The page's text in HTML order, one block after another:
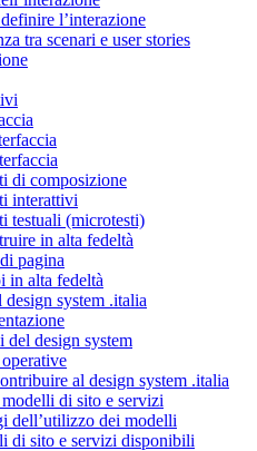
l’interazione
tra scenari e user stories
di composizione
interattivi
testuali (microtesti)
in alta fedeltà
pagina
in alta fedeltà
system .italia
del design system
al design system .italia
di sito e servizi
dell’utilizzo dei modelli
di sito e servizi disponibili